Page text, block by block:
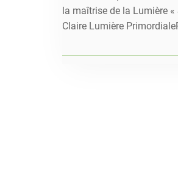
la maîtrise de la Lumière
Claire Lumière